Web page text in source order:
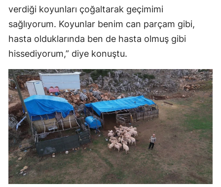
verdiği koyunları çoğaltarak geçimimi
sağlıyorum. Koyunlar benim can parçam gibi,
hasta olduklarında ben de hasta olmuş gibi
hissediyorum,” diye konuştu.